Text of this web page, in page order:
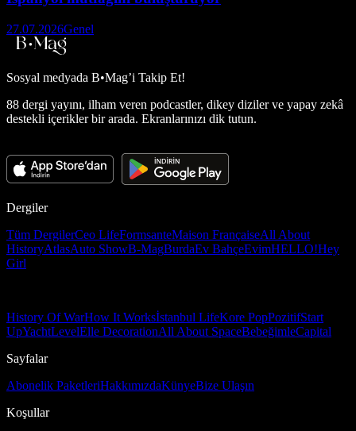
27.07.2026Genel
Sosyal medyada B•Mag’i Takip Et!
88 dergi yayını, ilham veren podcastler, dikey diziler ve yapay zekâ
destekli içerikler bir arada. Ekranlarınızı dik tutun.
Dergiler
Tüm DergilerCeo LifeFormsanteMaison FrançaiseAll About
HistoryAtlasAuto ShowB-MagBurdaEv BahçeEvimHELLO!Hey
Girl
History Of WarHow It Worksİstanbul LifeKore PopPozitifStart
UpYachtLevelElle DecorationAll About SpaceBebeğimleCapital
Sayfalar
Abonelik PaketleriHakkımızdaKünyeBize Ulaşın
Koşullar